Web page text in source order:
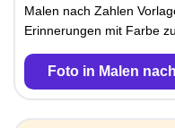
Malen nach Zahlen
Erinnerungen mit Farbe
Foto in Malen